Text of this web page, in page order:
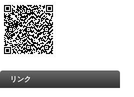
リンク